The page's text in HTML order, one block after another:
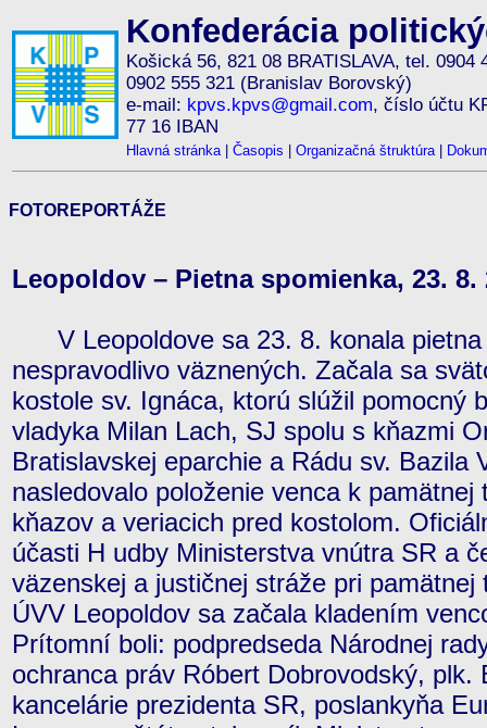
Konfederácia
Košická 56, 821 08 BRATISLAVA, tel. 0904
0902 555 321 (Branislav Borovský)
e-mail: kpvs.kpvs@gmail.com, číslo účtu
77 16 IBAN
Hlavná stránka| Časopis Organizačná štruktúra|
FOTOREPORTÁŽE
Leopoldov – Pietna spomienka, 23. 8.
V Leopoldove sa 23. 8. konala pietna
nespravodlivo väznených. Začala sa
kostole sv. Ignáca, ktorú slúžil pomocný
vladyka Milan Lach, SJ spolu s kňazmi
Bratislavskej eparchie a Rádu sv. Bazila
nasledovalo položenie venca k pamätnej
kňazov a veriacich pred kostolom.
účasti H udby Ministerstva vnútra SR a
väzenskej a justičnej stráže pri
ÚVV Leopoldov sa začala kladením
Prítomní boli: podpredseda Národnej
ochranca práv Róbert Dobrovodský, plk.
kancelárie prezidenta SR, poslankyňa